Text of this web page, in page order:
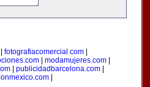
fotografiacomercial.com
modamujeres.com
| publicidadbarcelona.com|
|